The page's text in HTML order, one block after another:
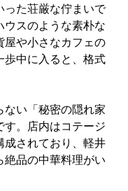
った荘厳な佇まいで
スのような素朴な
屋や小さなカフェの
歩中に入ると、格式
い「秘密の隠れ家
。店内はコテージ
成されており、軽井
品の中華料理がい